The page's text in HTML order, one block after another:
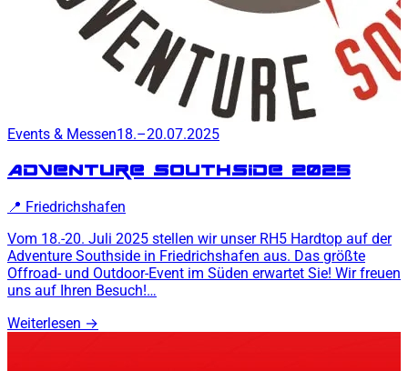
Events & Messen18.–20.07.2025
ADVENTURE SOUTHSIDE 2025
📍 Friedrichshafen
Vom 18.-20. Juli 2025 stellen wir unser RH5 Hardtop auf der
Adventure Southside in Friedrichshafen aus. Das größte
Offroad- und Outdoor-Event im Süden erwartet Sie! Wir freuen
uns auf Ihren Besuch!…
Weiterlesen →